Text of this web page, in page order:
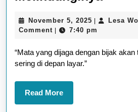
Mata
November 5, 2025 November
5,
Lesa
Comment
7:40 pm
“Mata yang dijaga dengan bijak
sering di depan layar.”
Read MoreRead
More